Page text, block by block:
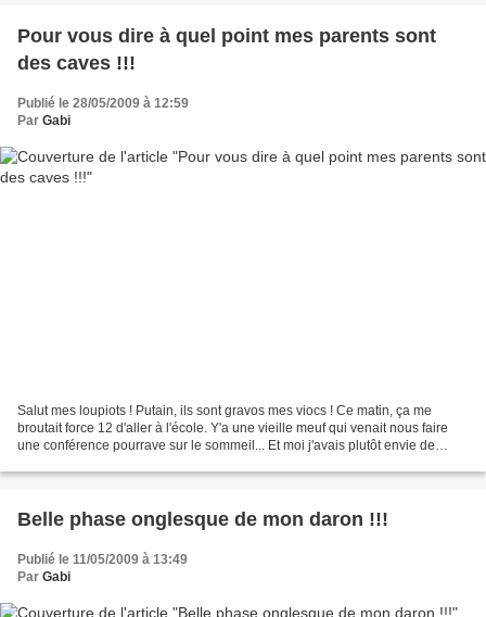
Pour vous dire à quel point mes parents sont
des caves !!!
Publié le 28/05/2009 à 12:59
Par Gabi
Salut mes loupiots ! Putain, ils sont gravos mes viocs ! Ce matin, ça me
broutait force 12 d'aller à l'école. Y'a une vieille meuf qui venait nous faire
une conférence pourrave sur le sommeil... Et moi j'avais plutôt envie de
Belle phase onglesque de mon daron !!!
Publié le 11/05/2009 à 13:49
Par Gabi